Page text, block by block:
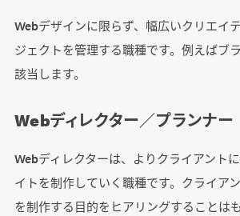
Webデザインに限らず、幅広いクリエイ
ジェクトを管理する職種です。例えばブ
該当します。
Webディレクター／プランナー
Webディレクターは、よりクライアント
イトを制作していく職種です。クライア
を制作する目的をヒアリングすることは